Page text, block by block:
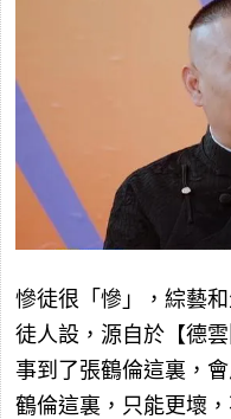
慘徒很「慘」，綜藝
徒人設，源自於【德
事到了張鶴倫這裏，
鶴倫這裏，只能更壞